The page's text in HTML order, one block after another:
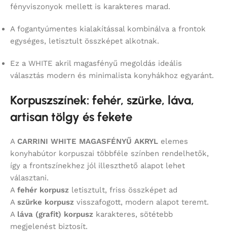
fényviszonyok mellett is karakteres marad.
A fogantyúmentes kialakítással kombinálva a frontok
egységes, letisztult összképet alkotnak.
Ez a WHITE akril magasfényű megoldás ideális
választás modern és minimalista konyhákhoz egyaránt.
Korpuszszínek: fehér, szürke, láva,
artisan tölgy és fekete
A CARRINI WHITE MAGASFÉNYŰ AKRYL elemes
konyhabútor korpuszai többféle színben rendelhetők,
így a frontszínekhez jól illeszthető alapot lehet
választani.
A fehér korpusz letisztult, friss összképet ad
A szürke korpusz visszafogott, modern alapot teremt.
A láva (grafit) korpusz karakteres, sötétebb
megjelenést biztosít.